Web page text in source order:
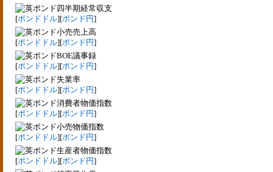
四半期経常収支
[ポンドドル][ポンド円]
小売売上高
[ポンドドル][ポンド円]
BOE議事録
[ポンドドル][ポンド円]
失業率
[ポンドドル][ポンド円]
消費者物価指数
[ポンドドル][ポンド円]
小売物価指数
[ポンドドル][ポンド円]
生産者物価指数
[ポンドドル][ポンド円]